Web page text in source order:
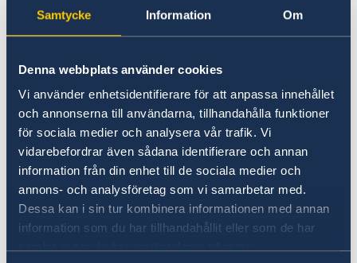
Samtycke Information Om
Denna webbplats använder cookies
Vi använder enhetsidentifierare för att anpassa innehållet
och annonserna till användarna, tillhandahålla funktioner
för sociala medier och analysera vår trafik. Vi
vidarebefordrar även sådana identifierare och annan
information från din enhet till de sociala medier och
annons- och analysföretag som vi samarbetar med.
Dessa kan i sin tur kombinera informationen med annan
information som du har tillhandahållit eller som de har
Pakistan för att rösta på ambassaden i
Islamabad.
2026. Brevrösten måste skickas från utlandet
och vara framme i tid till rösträkningen. Du får
skicka den tidigast den 30 juli 2026.
Brevröstning är ett bra alternativ om du inte
kan rösta på en ambassad eller ett konsulat.
Om att brevrösta från utlandet - på
Valmyndighetens webbplats